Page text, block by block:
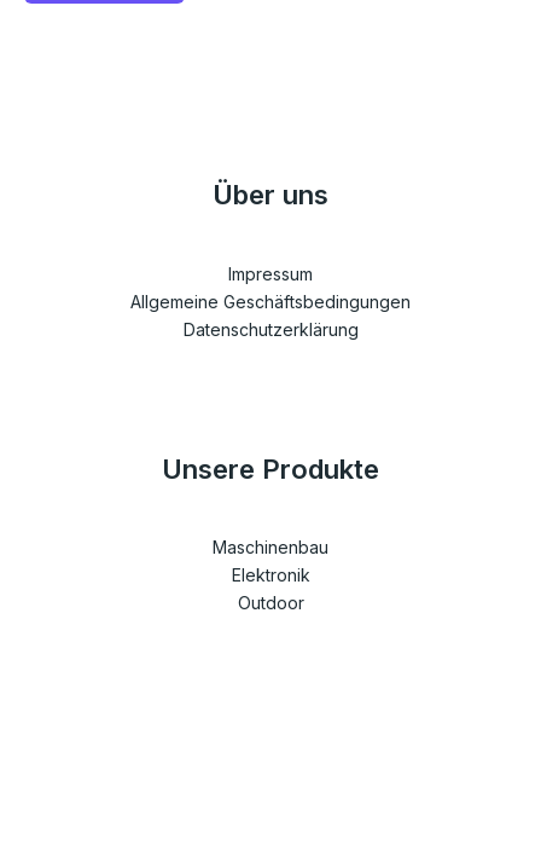
Über uns
Impressum
Allgemeine Geschäftsbedingungen
Datenschutzerklärung
Unsere Produkte
Maschinenbau
Elektronik
Outdoor